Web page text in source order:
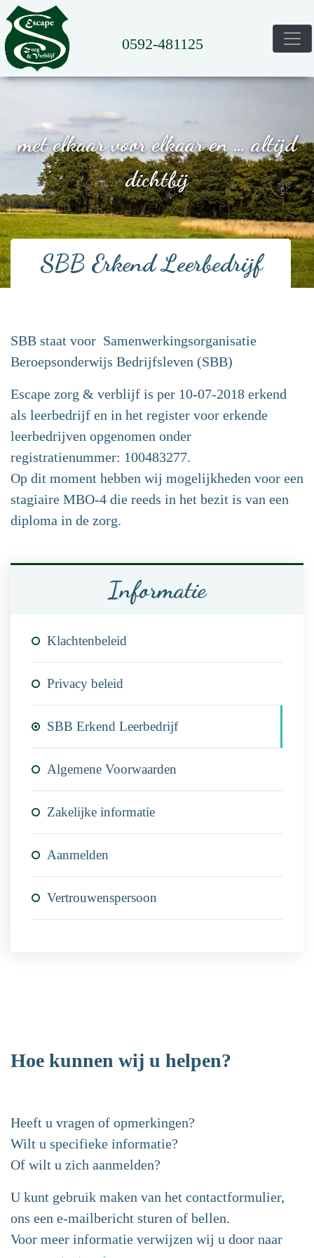
0592-481125
met elkaar voor elkaar en … altijd
dichtbij
SBB Erkend Leerbedrijf
SBB staat voor Samenwerkingsorganisatie
Beroepsonderwijs Bedrijfsleven (SBB)
Escape zorg & verblijf is per 10-07-2018 erkend
als leerbedrijf en in het register voor erkende
leerbedrijven opgenomen onder
registratienummer: 100483277.
Op dit moment hebben wij mogelijkheden voor een
stagiaire MBO-4 die reeds in het bezit is van een
diploma in de zorg.
Informatie
Klachtenbeleid
Privacy beleid
SBB Erkend Leerbedrijf
Algemene Voorwaarden
Zakelijke informatie
Aanmelden
Vertrouwenspersoon
Hoe kunnen wij u helpen?
Heeft u vragen of opmerkingen?
Wilt u specifieke informatie?
Of wilt u zich aanmelden?
U kunt gebruik maken van het contactformulier,
ons een e-mailbericht sturen of bellen.
Voor meer informatie verwijzen wij u door naar